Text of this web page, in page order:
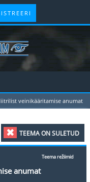
veinikääritamise anumat
TEEMA ON SULETUD
Teema režiimid
anumat